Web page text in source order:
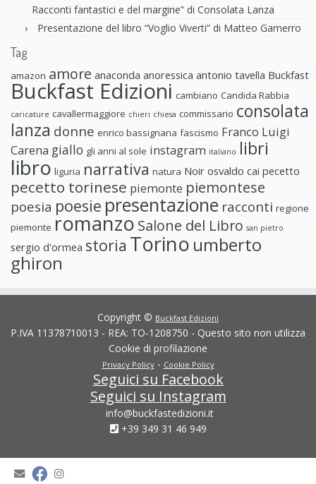
Racconti fantastici e del margine” di Consolata Lanza
Presentazione del libro “Voglio Viverti” di Matteo Gamerro
Tag
amazon amore anaconda anoressica antonio tavella Buckfast
Buckfast Edizioni cambiano Candida Rabbia
caricature cavallermaggiore chieri chiesa commissario consolata
lanza donne enrico bassignana fascismo Franco Luigi
Carena giallo gli anni al sole instagram italiano libri
libro liguria narrativa natura Noir osvaldo cai pecetto
pecetto torinese piemonte piemontese
poesia poesie presentazione racconti regione
piemonte romanzo Salone del Libro san pietro
sergio d'ormea storia Torino umberto
ghiron
Copyright © Buckfast Edizioni
P.IVA 11378710013 - REA: TO-1208750 - Questo sito non utilizza
Cookie di profilazione
Privacy Policy- Cookie Policy
Seguici su Facebook
Seguici su Instagram
info@buckfastedizioni.it
+39 349 31 46 949